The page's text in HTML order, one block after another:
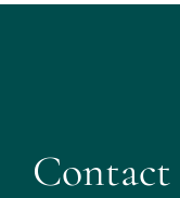
Contact